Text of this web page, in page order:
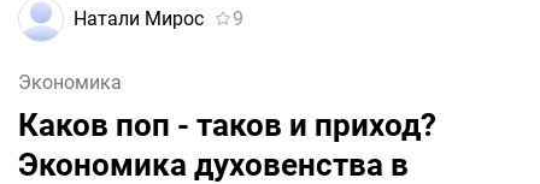
Натали Мирос 9
Экономика
Каков поп - таков и приход?
Экономика духовенства в